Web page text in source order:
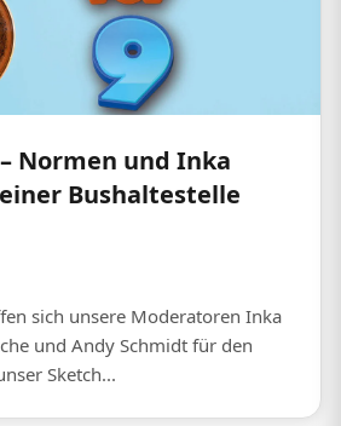
Normen und Inka
Bushaltestelle
sich unsere Moderatoren Inka
und Andy Schmidt für den
Sketch...